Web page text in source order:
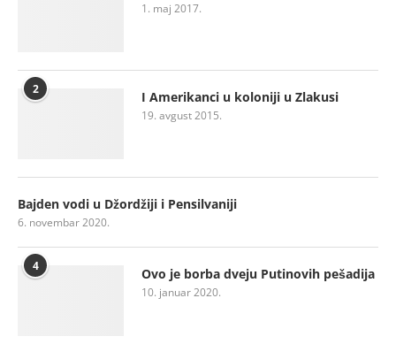
1. maj 2017.
2 I Amerikanci u koloniji u Zlakusi
19. avgust 2015.
Bajden vodi u Džordžiji i Pensilvaniji
6. novembar 2020.
4 Ovo je borba dveju Putinovih pešadija
10. januar 2020.